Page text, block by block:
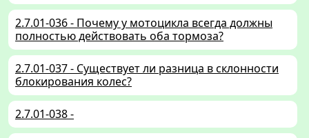
2.7.01-036 - Почему у мотоцикла всегда должны
полностью действовать оба тормоза?
2.7.01-037 - Существует ли разница в склонности
блокирования колес?
2.7.01-038 -